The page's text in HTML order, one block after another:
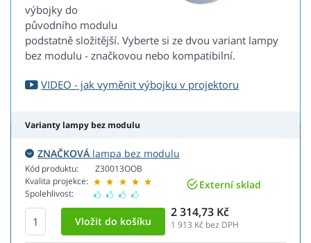
výbojky do
původního modulu
podstatně složitější. Vyberte si ze dvou variant lampy
bez modulu - značkovou nebo kompatibilní.
VIDEO - jak vyměnit výbojku v projektoru
Varianty lampy bez modulu
ZNAČKOVÁ lampa bez modulu
Kód produktu:
Kvalita projekce:
Spolehlivost:
Z30013OOB
Externí sklad
2 314,73 Kč
1 913 Kč bez DPH